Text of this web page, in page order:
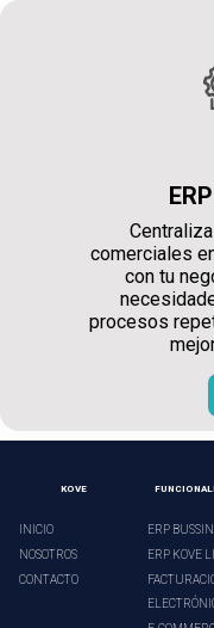
comerciales
con tu
procesos
KOVE
INICIO
NOSOTROS
CONTACTO
ERP
ERP KOVE